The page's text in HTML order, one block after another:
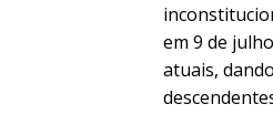
em 9 de
atuais,